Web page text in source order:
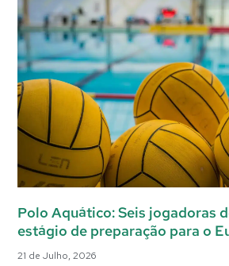
Polo Aquático: Seis jogadoras
estágio de preparação para o
21 de Julho, 2026